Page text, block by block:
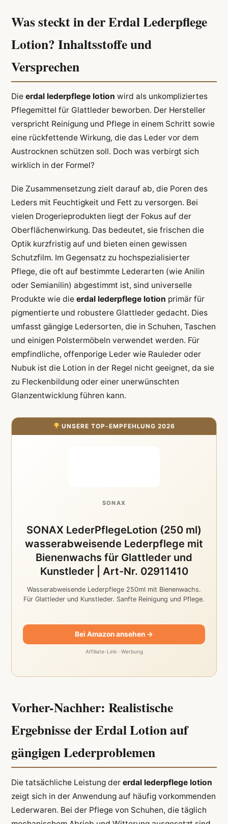
Was steckt in der Erdal Lederpflege
Lotion? Inhaltsstoffe und
Versprechen
Die erdal lederpflege lotion wird als unkompliziertes
Pflegemittel für Glattleder beworben. Der Hersteller
verspricht Reinigung und Pflege in einem Schritt sowie
eine rückfettende Wirkung, die das Leder vor dem
Austrocknen schützen soll. Doch was verbirgt sich
wirklich in der Formel?
Die Zusammensetzung zielt darauf ab, die Poren des
Leders mit Feuchtigkeit und Fett zu versorgen. Bei
vielen Drogerieprodukten liegt der Fokus auf der
Oberflächenwirkung. Das bedeutet, sie frischen die
Optik kurzfristig auf und bieten einen gewissen
Schutzfilm. Im Gegensatz zu hochspezialisierter
Pflege, die oft auf bestimmte Lederarten (wie Anilin
oder Semianilin) abgestimmt ist, sind universelle
Produkte wie die erdal lederpflege lotion primär für
pigmentierte und robustere Glattleder gedacht. Dies
umfasst gängige Ledersorten, die in Schuhen, Taschen
und einigen Polstermöbeln verwendet werden. Für
empfindliche, offenporige Leder wie Rauleder oder
Nubuk ist die Lotion in der Regel nicht geeignet, da sie
zu Fleckenbildung oder einer unerwünschten
Glanzentwicklung führen kann.
UNSERE TOP-EMPFEHLUNG 2026
SONAX
SONAX LederPflegeLotion (250 ml)
wasserabweisende Lederpflege mit
Bienenwachs für Glattleder und
Kunstleder | Art-Nr. 02911410
Wasserabweisende Lederpflege 250ml mit Bienenwachs.
Für Glattleder und Kunstleder. Sanfte Reinigung und Pflege.
Bei Amazon ansehen →
Affiliate-Link · Werbung
Vorher-Nachher: Realistische
Ergebnisse der Erdal Lotion auf
gängigen Lederproblemen
Die tatsächliche Leistung der erdal lederpflege lotion
zeigt sich in der Anwendung auf häufig vorkommenden
Lederwaren. Bei der Pflege von Schuhen, die täglich